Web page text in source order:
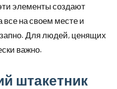
элементы создают
на своем месте и
Для людей, ценящих
важно.
штакетник